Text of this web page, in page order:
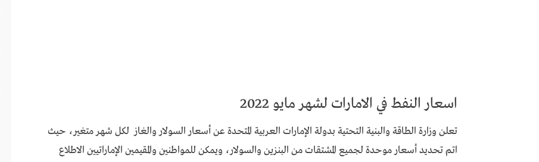
اسعار النفط في الامارات لشهر مايو 2022
تعلن وزارة الطاقة والبنية التحتية بدولة الإمارات العربية المتحدة عن أسعار السولار والغاز لكل شهر متغير، حيث
اتم تحديد أسعار موحدة لجميع المشتقات من البنزين والسولار، ويمكن للمواطنين والمقيمين الإماراتيين الاطلاع